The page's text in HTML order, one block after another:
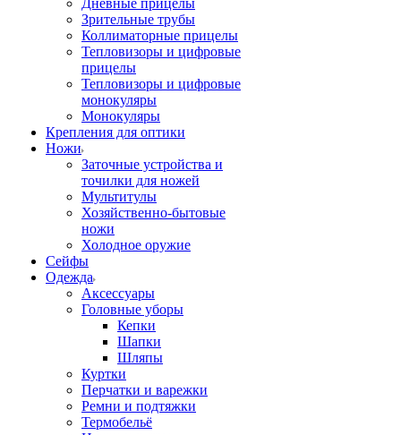
Дневные прицелы
Зрительные трубы
Коллиматорные прицелы
Тепловизоры и цифровые
прицелы
Тепловизоры и цифровые
монокуляры
Монокуляры
Крепления для оптики
Ножи
Заточные устройства и
точилки для ножей
Мультитулы
Хозяйственно-бытовые
ножи
Холодное оружие
Сейфы
Одежда
Аксессуары
Головные уборы
Кепки
Шапки
Шляпы
Куртки
Перчатки и варежки
Ремни и подтяжки
Термобельё